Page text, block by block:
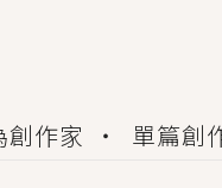
創作家 單篇創